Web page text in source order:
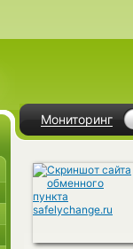
Мониторинг